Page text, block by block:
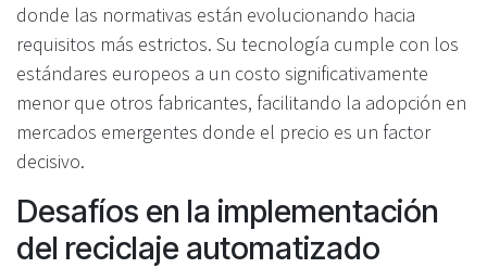
donde las normativas están evolucionando hacia
requisitos más estrictos. Su tecnología cumple con los
estándares europeos a un costo significativamente
menor que otros fabricantes, facilitando la adopción en
mercados emergentes donde el precio es un factor
decisivo.
Desafíos en la implementación
del reciclaje automatizado